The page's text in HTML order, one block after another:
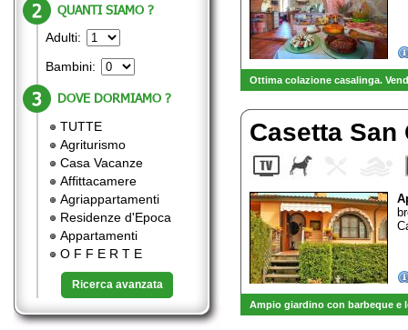
QUANTI SIAMO ?
Adulti:
Bambini:
DOVE DORMIAMO ?
TUTTE
Agriturismo
Casa Vacanze
Affittacamere
Agriappartamenti
Residenze d'Epoca
Appartamenti
O F F E R T E
Ricerca avanzata
Ottima colazione casalinga.
Casetta
Ampio giardino con barbeque e